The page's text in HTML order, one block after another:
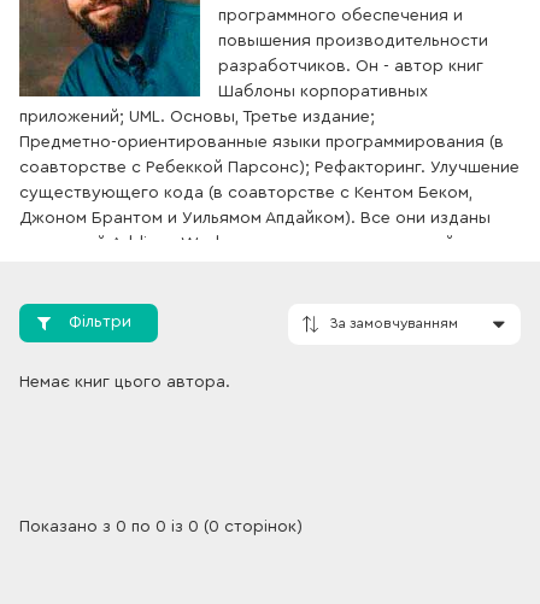
программного обеспечения и
повышения производительности
разработчиков. Он - автор книг
Шаблоны корпоративных
приложений; UML. Основы, Третье издание;
Предметно-ориентированные языки программирования (в
соавторстве с Ребеккой Парсонс); Рефакторинг. Улучшение
существующего кода (в соавторстве с Кентом Беком,
Джоном Брантом и Уильямом Апдайком). Все они изданы
компанией Addison-Wesley и переведены на русский язык.
Фільтри
Немає книг цього автора.
Показано з 0 по 0 із 0 (0 сторінок)